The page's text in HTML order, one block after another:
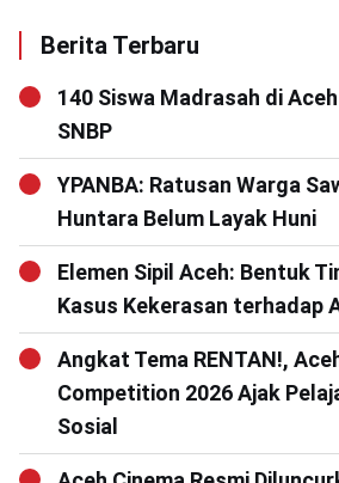
Berita Terbaru
140 Siswa Madrasah di
SNBP
YPANBA: Ratusan Warga
Huntara Belum Layak Huni
Elemen Sipil Aceh: Bentuk
Kasus Kekerasan terhadap
Angkat Tema RENTAN!,
Competition 2026 Ajak
Sosial